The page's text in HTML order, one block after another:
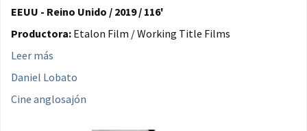
EEUU - Reino Unido / 2019 / 116'
Productora: Etalon Film / Working Title Films
Leer más
Daniel Lobato
Cine anglosajón